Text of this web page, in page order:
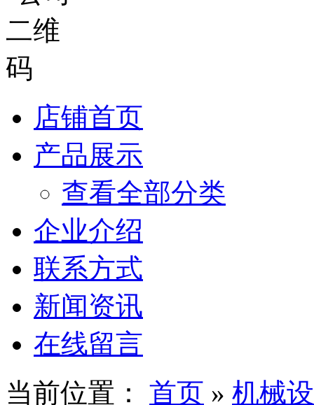
店铺首页
产品展示
查看全部分类
企业介绍
联系方式
新闻资讯
在线留言
当前位置： 首页 » 机械